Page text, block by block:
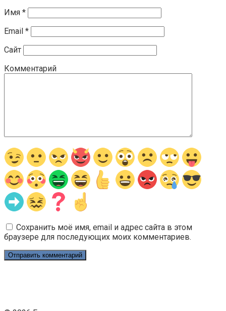
Имя *
Email *
Сайт
Комментарий
Сохранить моё имя, email и адрес сайта в этом
браузере для последующих моих комментариев.